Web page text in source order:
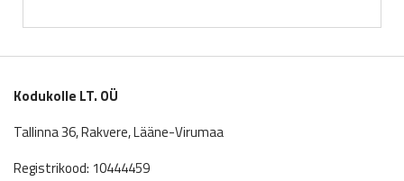
Kodukolle LT. OÜ
Tallinna 36, Rakvere, Lääne-Virumaa
Registrikood: 10444459